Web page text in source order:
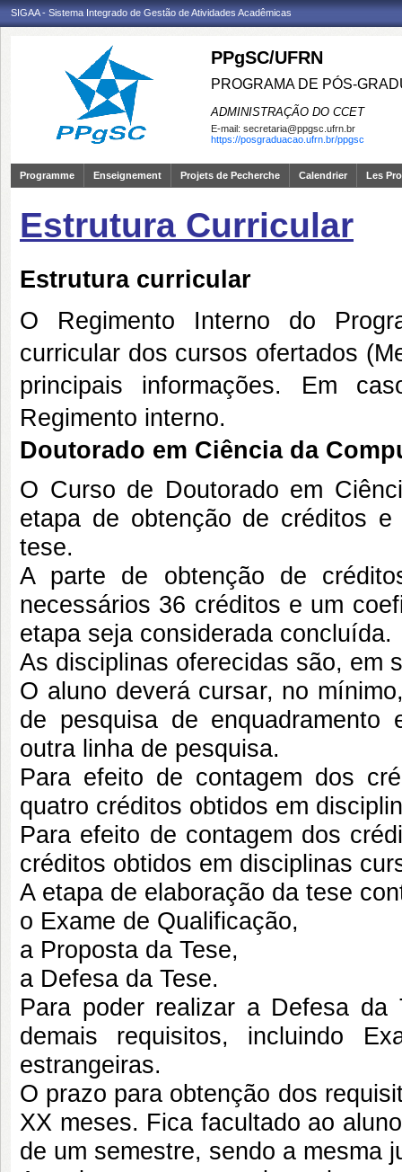
SIGAA - Sistema Integrado de Gestão de Atividades Acadêmicas
PPgSC/UFRN
PROGRAMA DE PÓS-
ADMINISTRAÇÃO DO CCET
E-mail: secretaria@ppgsc.ufrn.br
https://posgraduacao.ufrn.br/ppgsc
Programme Enseignement Projets de Pecherche Calendrier Les
Estrutura Curricular
Estrutura curricular
O Regimento Interno do
curricular dos cursos ofertados
principais informações. Em
Regimento interno.
Doutorado em Ciência da
O Curso de Doutorado em
etapa de obtenção de créditos
tese.
A parte de obtenção de
necessários 36 créditos e um
etapa seja considerada concluída.
As disciplinas oferecidas são, em
O aluno deverá cursar, no
de pesquisa de
outra linha de pesquisa.
Para efeito de contagem dos
quatro créditos obtidos em
Para efeito de contagem dos
créditos obtidos em disciplinas
A etapa de elaboração da tese
o Exame de Qualificação,
a Proposta da Tese,
a Defesa da Tese.
Para poder realizar a Defesa
demais requisitos, incluindo
estrangeiras.
O prazo para obtenção dos
XX meses. Fica facultado ao
de um semestre, sendo a mesma